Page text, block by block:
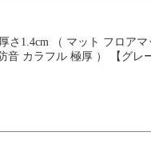
さ1.4cm （ マット フロア
カラフル 極厚 ） 【グレ